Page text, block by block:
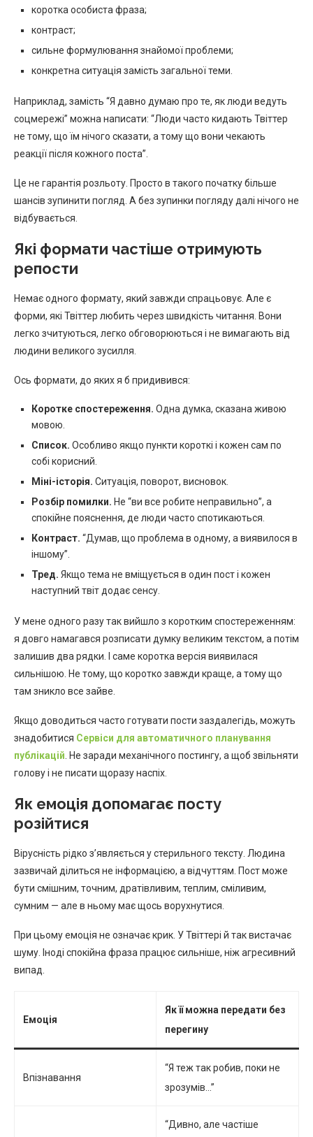
коротка особиста фраза;
контраст;
сильне формулювання знайомої проблеми;
конкретна ситуація замість загальної теми.
Наприклад, замість “Я давно думаю про те, як люди ведуть
соцмережі” можна написати: “Люди часто кидають Твіттер
не тому, що їм нічого сказати, а тому що вони чекають
реакції після кожного поста”.
Це не гарантія розльоту. Просто в такого початку більше
шансів зупинити погляд. А без зупинки погляду далі нічого не
відбувається.
Які формати частіше отримують
репости
Немає одного формату, який завжди спрацьовує. Але є
форми, які Твіттер любить через швидкість читання. Вони
легко зчитуються, легко обговорюються і не вимагають від
людини великого зусилля.
Ось формати, до яких я б придивився:
Коротке спостереження. Одна думка, сказана живою
мовою.
Список. Особливо якщо пункти короткі і кожен сам по
собі корисний.
Міні-історія. Ситуація, поворот, висновок.
Розбір помилки. Не “ви все робите неправильно”, а
спокійне пояснення, де люди часто спотикаються.
Контраст. “Думав, що проблема в одному, а виявилося в
іншому”.
Тред. Якщо тема не вміщується в один пост і кожен
наступний твіт додає сенсу.
У мене одного разу так вийшло з коротким спостереженням:
я довго намагався розписати думку великим текстом, а потім
залишив два рядки. І саме коротка версія виявилася
сильнішою. Не тому, що коротко завжди краще, а тому що
там зникло все зайве.
Якщо доводиться часто готувати пости заздалегідь, можуть
знадобитися Сервіси для автоматичного планування
публікацій . Не заради механічного постингу, а щоб звільняти
голову і не писати щоразу наспіх.
Як емоція допомагає посту
розійтися
Вірусність рідко з’являється у стерильного тексту. Людина
зазвичай ділиться не інформацією, а відчуттям. Пост може
бути смішним, точним, дратівливим, теплим, сміливим,
сумним — але в ньому має щось ворухнутися.
При цьому емоція не означає крик. У Твіттері й так вистачає
шуму. Іноді спокійна фраза працює сильніше, ніж агресивний
випад.
Емоція
Як її можна передати без
перегину
Впізнавання
“Я теж так робив, поки не
зрозумів…”
“Дивно, але частіше